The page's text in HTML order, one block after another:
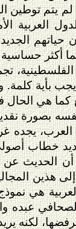
لم يتم
العربية
أكثر
كلمة.
كما هي
بصورة
العرب،
خطاب أصولي
الحديث
إلى هذين
هي
عبده
لكنه